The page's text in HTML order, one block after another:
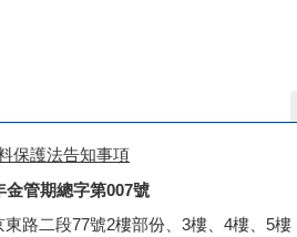
保護法告知事項
金管期總字第007號
路二段77號2樓部份、3樓、4樓、5樓